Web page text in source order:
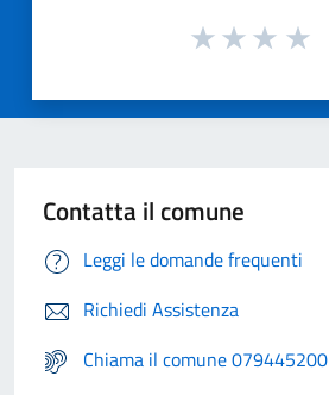
Contatta il comune
Leggi le domande frequenti
Richiedi Assistenza
Chiama il comune 079445200